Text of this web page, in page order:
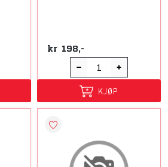
kr 198,-
KJØP